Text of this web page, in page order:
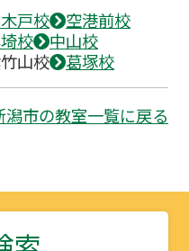
戸校
空港前校
校
中山校
山校 葛塚校
潟市の教室一覧に戻る